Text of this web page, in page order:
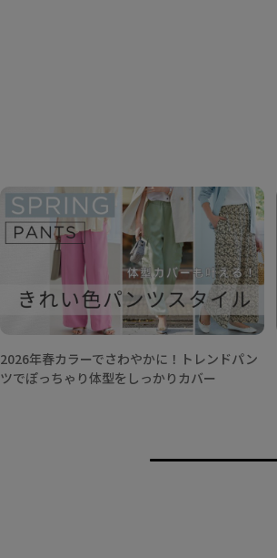
2026年春カラーでさわやかに！トレンドパン
ツでぽっちゃり体型をしっかりカバー